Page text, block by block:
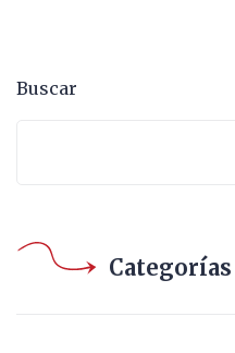
Buscar
Categorías